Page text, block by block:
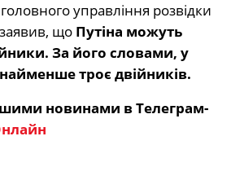
управління розвідки
що Путіна можуть
За його словами, у
троє двійників.
новинами в Телеграм-